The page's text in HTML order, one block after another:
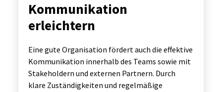
Kommunikation
erleichtern
Eine gute Organisation fördert auch die effektive
Kommunikation innerhalb des Teams sowie mit
Stakeholdern und externen Partnern. Durch
klare Zuständigkeiten und regelmäßige